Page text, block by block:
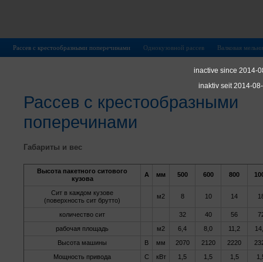
inactive since 2014-
inaktiv seit 2014-
Рассев с крестообразными поперечинами Однокузовной рассев Валковая
Рассев с крестообразными
поперечинами
Габариты и вес
Высота пакетного ситового
кузова
А мм 500 600 800
Сит в каждом кузове
(поверхность сит брутто)
м2 8 10 14
количество сит 32 40 56
рабочая площадь
м2 6,4 8,0 11,2
Высота машины
В мм 2070 2120 2220
Мощность привода
С кВт 1,5 1,5 1,5